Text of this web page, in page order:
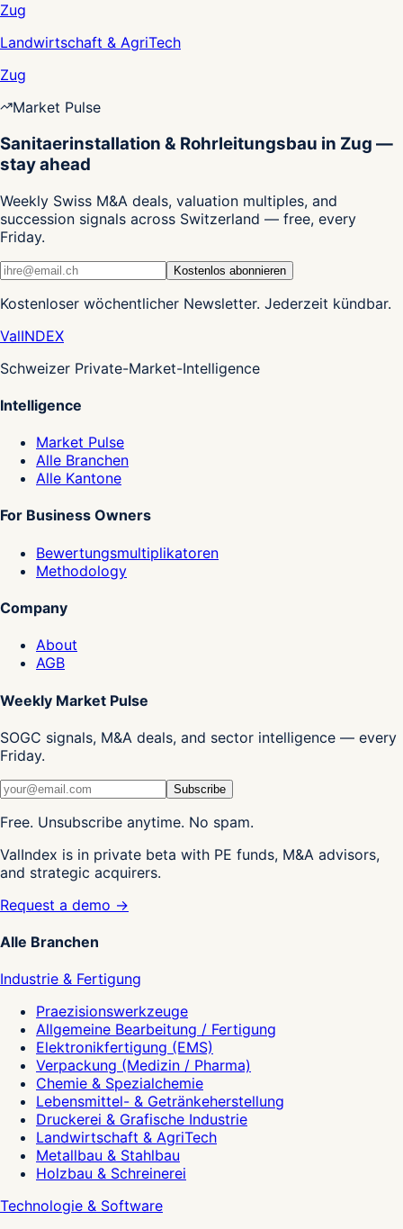
Zug
Landwirtschaft & AgriTech
Zug
Market Pulse
Sanitaerinstallation & Rohrleitungsbau in Zug —
stay ahead
Weekly Swiss M&A deals, valuation multiples, and
succession signals across Switzerland — free, every
Friday.
Kostenlos abonnieren
Kostenloser wöchentlicher Newsletter. Jederzeit kündbar.
ValINDEX
Schweizer Private-Market-Intelligence
Intelligence
Market Pulse
Alle Branchen
Alle Kantone
For Business Owners
Bewertungsmultiplikatoren
Methodology
Company
About
AGB
Weekly Market Pulse
SOGC signals, M&A deals, and sector intelligence — every
Friday.
Subscribe
Free. Unsubscribe anytime. No spam.
ValIndex is in private beta with PE funds, M&A advisors,
and strategic acquirers.
Request a demo →
Alle Branchen
Industrie & Fertigung
Praezisionswerkzeuge
Allgemeine Bearbeitung / Fertigung
Elektronikfertigung (EMS)
Verpackung (Medizin / Pharma)
Chemie & Spezialchemie
Lebensmittel- & Getränkeherstellung
Druckerei & Grafische Industrie
Landwirtschaft & AgriTech
Metallbau & Stahlbau
Holzbau & Schreinerei
Technologie & Software